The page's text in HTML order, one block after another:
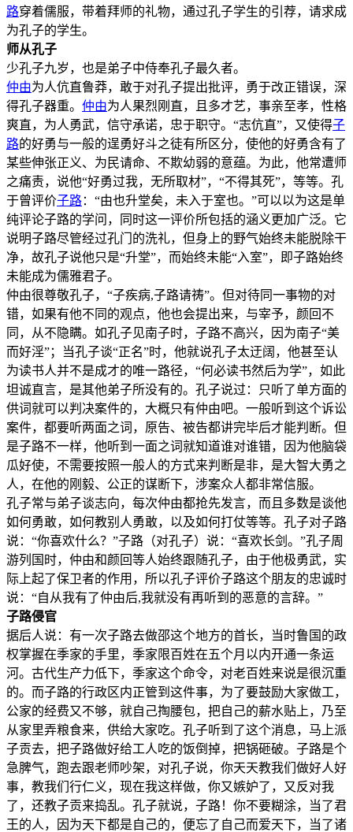
路穿着儒服，带着拜师的礼物，通过孔子学生的引荐，请求成
为孔子的学生。
师从孔子
少孔子九岁，也是弟子中侍奉孔子最久者。
仲由为人伉直鲁莽，敢于对孔子提出批评，勇于改正错误，深
得孔子器重。 仲由为人果烈刚直，且多才艺，事亲至孝，性格
爽直，为人勇武，信守承诺，忠于职守。“志伉直”，又使得子
路的好勇与一般的逞勇好斗之徒有所区分，使他的好勇含有了
某些伸张正义、为民请命、不欺幼弱的意蕴。为此，他常遭师
之痛责，说他“好勇过我，无所取材”，“不得其死”，等等。孔
于曾评价子路：“由也升堂矣，未入于室也。”可以以为这是单
纯评论子路的学问，同时这一评价所包括的涵义更加广泛。它
说明子路尽管经过孔门的洗礼，但身上的野气始终未能脱除干
净，故孔子说他只是“升堂”，而始终未能“入室”，即子路始终
未能成为儒雅君子。
仲由很尊敬孔子，“子疾病,子路请祷”。但对待同一事物的对
错，如果有他不同的观点，他也会提出来，与宰予，颜回不
同，从不隐瞒。如孔子见南子时，子路不高兴，因为南子“美
而好淫”；当孔子谈“正名”时，他就说孔子太迂阔，他甚至认
为读书人并不是成才的唯一路径，“何必读书然后为学”，如此
坦诚直言，是其他弟子所没有的。孔子说过：只听了单方面的
供词就可以判决案件的，大概只有仲由吧。一般听到这个诉讼
案件，都要听两面之词，原告、被告都讲完毕后才能判断。但
是子路不一样，他听到一面之词就知道谁对谁错，因为他脑袋
瓜好使，不需要按照一般人的方式来判断是非，是大智大勇之
人，在他的刚毅、公正的谋断下，涉案众人都非常信服。
孔子常与弟子谈志向，每次仲由都抢先发言，而且多数是谈他
如何勇敢，如何教别人勇敢，以及如何打仗等等。孔子对子路
说：“你喜欢什么？”子路（对孔子）说：“喜欢长剑。”孔子周
游列国时，仲由和颜回等人始终跟随孔子，由于他极勇武，实
际上起了保卫者的作用，所以孔子评价子路这个朋友的忠诚时
说：“自从我有了仲由后,我就没有再听到的恶意的言辞。”
子路侵官
据后人说：有一次子路去做邵这个地方的首长，当时鲁国的政
权掌握在季家的手里，季家限百姓在五个月以内开通一条运
河。古代生产力低下，季家这个命令，对老百姓来说是很沉重
的。而子路的行政区内正管到这件事，为了要鼓励大家做工，
公家的经费又不够，就自己掏腰包，把自己的薪水贴上，乃至
从家里弄粮食来，供给大家吃。孔子听到了这个消息，马上派
子贡去，把子路做好给工人吃的饭倒掉，把锅砸破。子路是个
急脾气，跑去跟老师吵架，对孔子说，你天天教我们做好人好
事，教我们行仁义，现在我这样做，你又嫉妒了，又反对我
了，还教子贡来捣乱。孔子就说，子路！你不要糊涂，当了君
王的人，因为天下都是自己的，便忘了自己而爱天下，当了诸